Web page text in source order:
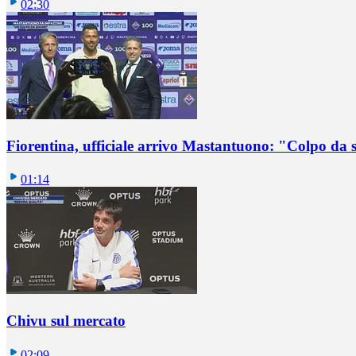
02:30
Fiorentina, ufficiale arrivo Mastantuono: "Colpo da
01:14
Chivu sul mercato